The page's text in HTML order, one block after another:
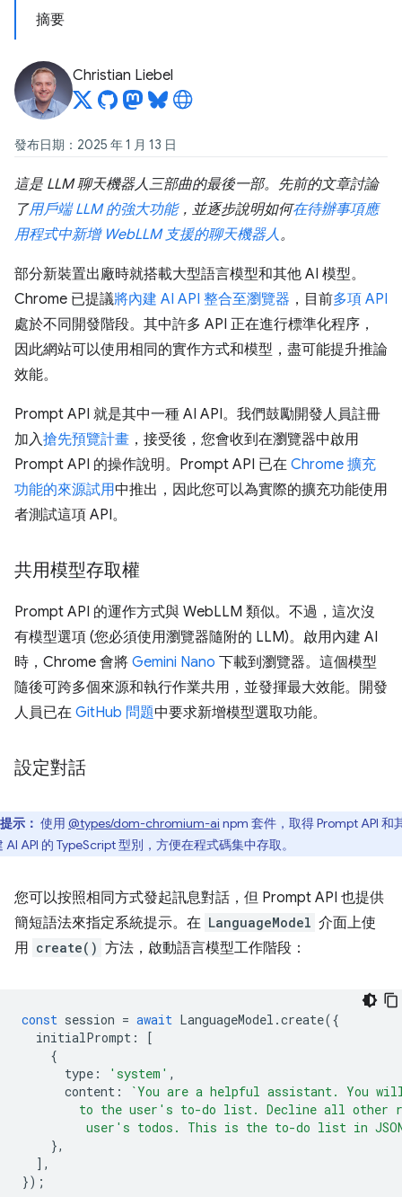
摘要
Christian Liebel
發布日期：2025 年 1 月 13 日
這是 LLM 聊天機器人三部曲的最後一部。先前的文章討論
了用戶端 LLM 的強大功能，並逐步說明如何在待辦事項應
用程式中新增 WebLLM 支援的聊天機器人。
部分新裝置出廠時就搭載大型語言模型和其他 AI 模型。
Chrome 已提議將內建 AI API 整合至瀏覽器 ，目前多項 API
處於不同開發階段。其中許多 API 正在進行標準化程序，
因此網站可以使用相同的實作方式和模型，盡可能提升推論
效能。
Prompt API 就是其中一種 AI API。我們鼓勵開發人員註冊
加入搶先預覽計畫 ，接受後，您會收到在瀏覽器中啟用
Prompt API 的操作說明。Prompt API 已在 Chrome 擴充
功能的來源試用中推出，因此您可以為實際的擴充功能使用
者測試這項 API。
共用模型存取權
Prompt API 的運作方式與 WebLLM 類似。不過，這次沒
有模型選項 (您必須使用瀏覽器隨附的 LLM)。啟用內建 AI
時，Chrome 會將 Gemini Nano 下載到瀏覽器。這個模型
隨後可跨多個來源和執行作業共用，並發揮最大效能。開發
人員已在 GitHub 問題中要求新增模型選取功能。
設定對話
提示： 使用 @types/dom-chromium-ai npm 套件，取得 Prompt API 和
AI API 的 TypeScript 型別，方便在程式碼集中存取。
您可以按照相同方式發起訊息對話，但 Prompt API 也提供
簡短語法來指定系統提示。在 LanguageModel 介面上使
用 create() 方法，啟動語言模型工作階段：
const session = await LanguageModel .create({
initialPrompt :
[
{
type : 'system' ,
content :
`You are a helpful assistant. You
to the user's to-do list. Decline all other
user's todos. This is the to-do list in
},
],
});